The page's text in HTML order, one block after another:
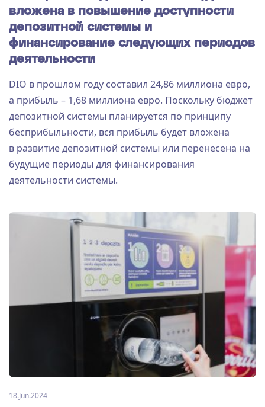
вложена в повышение доступности
депозитной системы и
финансирование следующих периодов
деятельности
DIO в прошлом году составил 24,86 миллиона евро,
а прибыль – 1,68 миллиона евро. Поскольку бюджет
депозитной системы планируется по принципу
бесприбыльности, вся прибыль будет вложена
в развитие депозитной системы или перенесена на
будущие периоды для финансирования
деятельности системы.
18.Jun.2024